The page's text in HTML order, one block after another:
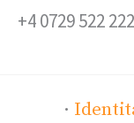
+4 0729 522 222
·